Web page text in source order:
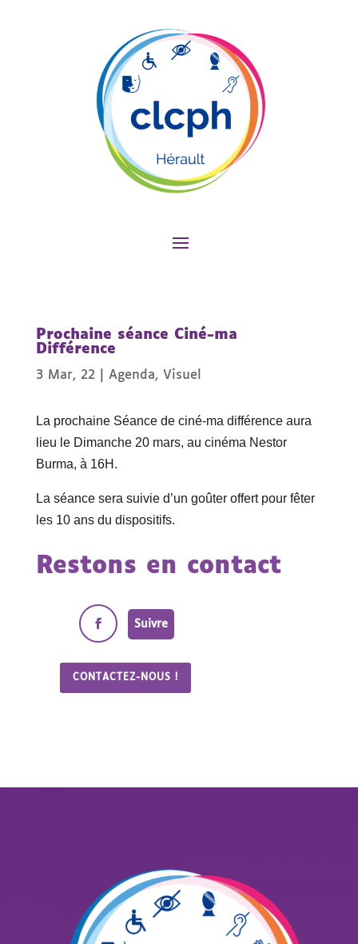
Prochaine séance Ciné-ma
Différence
3 Mar, 22| Agenda, Visuel
La prochaine Séance de ciné-ma différence aura
lieu le Dimanche 20 mars, au cinéma Nestor
Burma, à 16H.
La séance sera suivie d’un goûter offert pour fêter
les 10 ans du dispositifs.
Restons en contact
Suivre
CONTACTEZ-NOUS !